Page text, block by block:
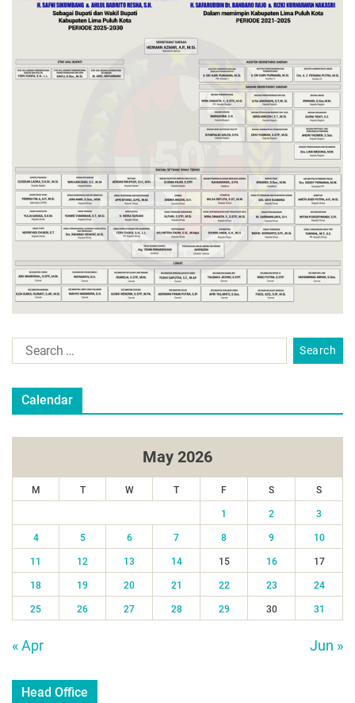
Calendar
May 2026
M T W T F S S
1 2 3
4 5 6 7 8 9 10
11 12 13 14 15 16 17
18 19 20 21 22 23 24
25 26 27 28 29 30 31
« Apr Jun »
Head Office